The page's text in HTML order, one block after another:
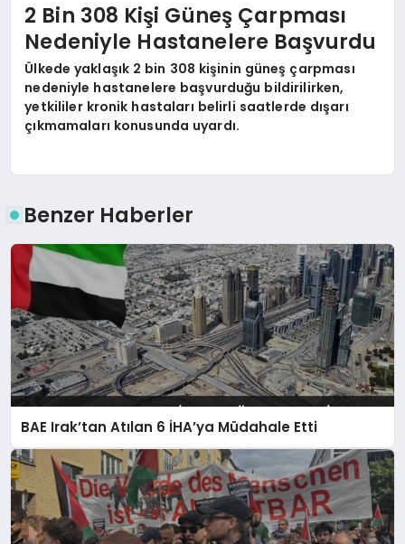
2 Bin 308 Kişi Güneş Çarpması
Nedeniyle Hastanelere Başvurdu
Ülkede yaklaşık 2 bin 308 kişinin güneş çarpması
nedeniyle hastanelere başvurduğu bildirilirken,
yetkililer kronik hastaları belirli saatlerde dışarı
çıkmamaları konusunda uyardı.
Benzer Haberler
BAE Irak’tan Atılan 6 İHA’ya Müdahale Etti